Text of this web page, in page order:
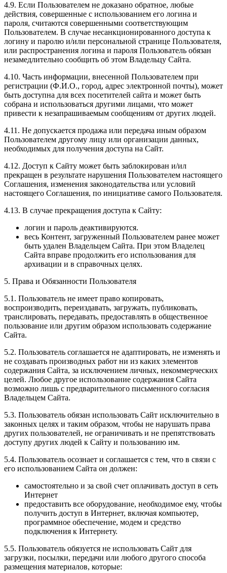
4.9. Если Пользователем не доказано обратное, любые
действия, совершенные с использованием его логина и
пароля, считаются совершенными соответствующим
Пользователем. В случае несанкционированного доступа к
логину и паролю и/или персональной странице Пользователя,
или распространения логина и пароля Пользователь обязан
незамедлительно сообщить об этом Владельцу Сайта.
4.10. Часть информации, внесенной Пользователем при
регистрации (Ф.И.О., город, адрес электронной почты), может
быть доступна для всех посетителей сайта и может быть
собрана и использоваться другими лицами, что может
привести к незапрашиваемым сообщениям от других людей.
4.11. Не допускается продажа или передача иным образом
Пользователем другому лицу или организации данных,
необходимых для получения доступа на Сайт.
4.12. Доступ к Сайту может быть заблокирован и/ил
прекращен в результате нарушения Пользователем настоящего
Соглашения, изменения законодательства или условий
настоящего Соглашения, по инициативе самого Пользователя.
4.13. В случае прекращения доступа к Сайту:
логин и пароль деактивируются.
весь Контент, загруженный Пользователем ранее может
быть удален Владельцем Сайта. При этом Владелец
Сайта вправе продолжить его использования для
архивации и в справочных целях.
5. Права и Обязанности Пользователя
5.1. Пользователь не имеет право копировать,
воспроизводить, переиздавать, загружать, публиковать,
транслировать, передавать, предоставлять в общественное
пользование или другим образом использовать содержание
Сайта.
5.2. Пользователь соглашается не адаптировать, не изменять и
не создавать производных работ ни из каких элементов
содержания Сайта, за исключением личных, некоммерческих
целей. Любое другое использование содержания Сайта
возможно лишь с предварительного письменного согласия
Владельцем Сайта.
5.3. Пользователь обязан использовать Сайт исключительно в
законных целях и таким образом, чтобы не нарушать права
других пользователей, не ограничивать и не препятствовать
доступу других людей к Сайту и пользованию им.
5.4. Пользователь осознает и соглашается с тем, что в связи с
его использованием Сайта он должен:
самостоятельно и за свой счет оплачивать доступ в сеть
Интернет
предоставить все оборудование, необходимое ему, чтобы
получить доступ в Интернет, включая компьютер,
программное обеспечение, модем и средство
подключения к Интернету.
5.5. Пользователь обязуется не использовать Сайт для
загрузки, посылки, передачи или любого другого способа
размещения материалов, которые: